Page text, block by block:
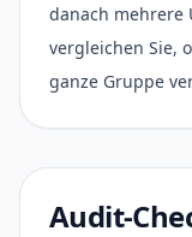
danach mehrere
vergleichen Sie,
ganze Gruppe
Audit-